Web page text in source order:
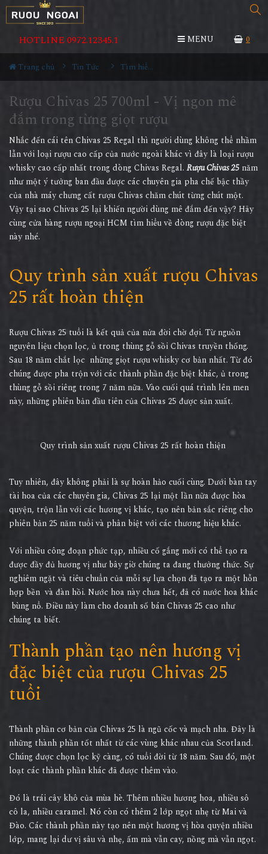
0
HOTLINE 0972.12345.1 MENU
Trang chủ Tin Tức Tìm hiểu về rượu
Rượu Chivas 25 700ml - Vị ngon mê
đắm trong từng giọt rượu
Nhắc đến cái tên Chivas 25 Regal thì người dùng không thể nhầm
lẫn với loại rượu cao cấp của nước ngoài khác vì đây là loại rượu
whisky cao cấp nhất trong dòng Chivas Regal. Rượu Chivas 25 năm
như một ý tưởng ban đầu được các chuyên gia pha chế bậc thầy
của nhà máy chưng cất rượu Chivas chăm chút từng chút một.
Vậy tại sao Chivas 25 lại khiến người dùng mê đắm đến vậy? Hãy
cùng cửa hàng rượu ngoại HCM tìm hiểu về dòng rượu đặc biệt
này nhé.
Quy trình sản xuất rượu Chivas
25 rất hoàn thiện
Rượu Chivas 25 tuổi là kết quả của nửa đời chờ đợi. Từ nguồn
nguyên liệu chọn lọc, ủ trong thùng gỗ sồi Chivas truyền thống.
Sau 18 năm chắt lọc những giọt rượu whisky cơ bản nhất. Từ đó
chúng được pha trộn với các thành phần đặc biệt khác, ủ trong
thùng gỗ sồi riêng trong 7 năm nữa. Vào cuối quá trình lên men
này, những phiên bản đầu tiên của Chivas 25 được sản xuất.
Quy trình sản xuất rượu Chivas 25 rất hoàn thiện
Tuy nhiên, đây không phải là sự hoàn hảo cuối cùng. Dưới bàn tay
tài hoa của các chuyên gia, Chivas 25 lại một lần nữa được hòa
quyện, trộn lẫn với các hương vị khác, tạo nên bản sắc riêng cho
phiên bản 25 năm tuổi và phân biệt với các thương hiệu khác.
Với nhiều công đoạn phức tạp, nhiều cố gắng mới có thể tạo ra
được đầy đủ hương vị như bây giờ chúng ta đang thưởng thức. Sự
nghiêm ngặt và tiêu chuẩn của mỗi sự lựa chọn đã tạo ra một hỗn
hợp bền và đàn hồi. Nước hoa này chưa hết, đã có nước hoa khác
bùng nổ. Điều này làm cho doanh số bán Chivas 25 cao như
chúng ta biết.
Thành phần tạo nên hương vị
đặc biệt của rượu Chivas 25
tuổi
Thành phần cơ bản của Chivas 25 là ngũ cốc và mạch nha. Đây là
những thành phần tốt nhất từ ​​các vùng khác nhau của Scotland.
Chúng được chọn lọc kỹ càng, có tuổi đời từ 18 năm. Sau đó, một
loạt các thành phần khác đã được thêm vào.
Đó là trái cây khô của mùa hè. Thêm nhiều hương hoa, nhiều sô
cô la, nhiều caramel. Nó còn có thêm 2 lớp ngọt nhẹ từ Mai và
Đào. Các thành phần này tạo nên một hương vị hòa quyện nhiều
lớp, mang lại dư vị sâu và nhẹ, ấm mà vẫn cay, nồng mà vẫn ngọt.